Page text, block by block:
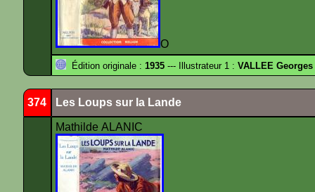
O
Édition originale : 1935 --- Illustrateur 1 : VALLEE Georges
374 Les Loups sur la Lande
Mathilde ALANIC